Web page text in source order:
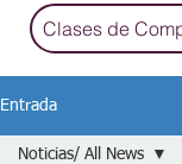
Clases de
Entrada
Noticias/ All News